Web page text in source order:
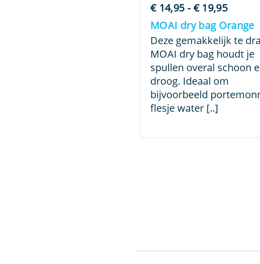
€14,95 - €19,95
€ 14,95
tot
€
MOAI dry bag Orange
Deze gemakkelijk te
MOAI dry bag houdt je
spullen overal schoon
droog. Ideaal om
bijvoorbeeld
flesje water [..]